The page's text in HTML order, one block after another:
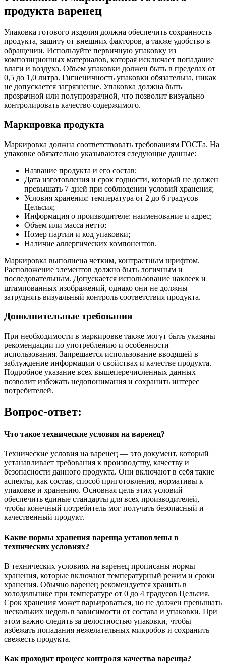
продукта варенец
Упаковка готового изделия должна обеспечить сохранность
продукта, защиту от внешних факторов, а также удобство в
обращении. Используйте первичную упаковку из
композиционных материалов, которая исключает попадание
влаги и воздуха. Объем упаковки должен быть в пределах от
0,5 до 1,0 литра. Гигиеничность упаковки обязательна, никак
не допускается загрязнение. Упаковка должна быть
прозрачной или полупрозрачной, что позволит визуально
контролировать качество содержимого.
Маркировка продукта
Маркировка должна соответствовать требованиям ГОСТа. На
упаковке обязательно указываются следующие данные:
Название продукта и его состав;
Дата изготовления и срок годности, который не должен
превышать 7 дней при соблюдении условий хранения;
Условия хранения: температура от 2 до 6 градусов
Цельсия;
Информация о производителе: наименование и адрес;
Объем или масса нетто;
Номер партии и код упаковки;
Наличие аллергических компонентов.
Маркировка выполнена четким, контрастным шрифтом.
Расположение элементов должно быть логичным и
последовательным. Допускается использование наклеек и
штампованных изображений, однако они не должны
затруднять визуальный контроль соответствия продукта.
Дополнительные требования
При необходимости в маркировке также могут быть указаны
рекомендации по употреблению и особенности
использования. Запрещается использование вводящей в
заблуждение информации о свойствах и качестве продукта.
Подробное указание всех вышеперечисленных данных
позволит избежать недопонимания и сохранить интерес
потребителей.
Вопрос-ответ:
Что такое технические условия на варенец?
Технические условия на варенец — это документ, который
устанавливает требования к производству, качеству и
безопасности данного продукта. Они включают в себя такие
аспекты, как состав, способ приготовления, нормативы к
упаковке и хранению. Основная цель этих условий —
обеспечить единые стандарты для всех производителей,
чтобы конечный потребитель мог получать безопасный и
качественный продукт.
Какие нормы хранения варенца установлены в
технических условиях?
В технических условиях на варенец прописаны нормы
хранения, которые включают температурный режим и сроки
хранения. Обычно варенец рекомендуется хранить в
холодильнике при температуре от 0 до 4 градусов Цельсия.
Срок хранения может варьироваться, но не должен превышать
нескольких недель в зависимости от состава и упаковки. При
этом важно следить за целостностью упаковки, чтобы
избежать попадания нежелательных микробов и сохранить
свежесть продукта.
Как проходит процесс контроля качества варенца?